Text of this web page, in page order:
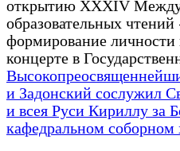
открытию XXXIV
образовательных
формирование
концерте в
и Задонский сослужил
и всея Руси Кириллу за
кафедральном